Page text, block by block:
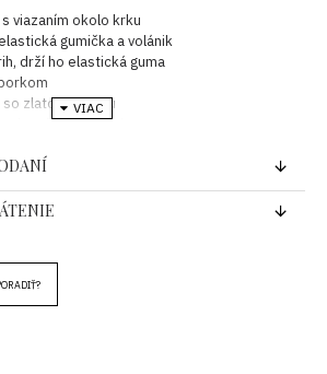
viazaním okolo krku
gumička a volánik
drží ho elastická guma
zlatou sponou
letné horúce dni
ONE SIZE sedia po malú L veľkosť
DĹŽKA